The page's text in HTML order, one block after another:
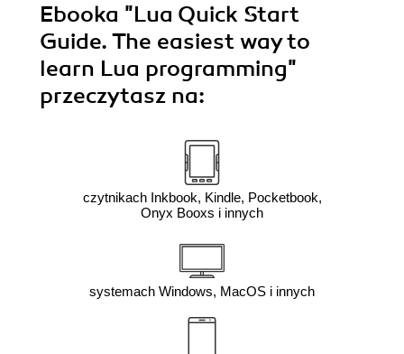
Ebooka "Lua Quick Start
Guide. The easiest way to
learn Lua programming"
przeczytasz na:
czytnikach Inkbook, Kindle, Pocketbook,
Onyx Booxs i innych
systemach Windows, MacOS i innych